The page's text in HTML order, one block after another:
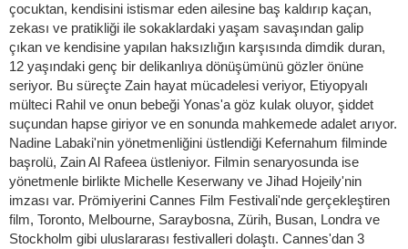
çocuktan, kendisini istismar eden ailesine baş kaldırıp kaçan,
zekası ve pratikliği ile sokaklardaki yaşam savaşından galip
çıkan ve kendisine yapılan haksızlığın karşısında dimdik duran,
12 yaşındaki genç bir delikanlıya dönüşümünü gözler önüne
seriyor. Bu süreçte Zain hayat mücadelesi veriyor, Etiyopyalı
mülteci Rahil ve onun bebeği Yonas'a göz kulak oluyor, şiddet
suçundan hapse giriyor ve en sonunda mahkemede adalet arıyor.
Nadine Labaki'nin yönetmenliğini üstlendiği Kefernahum filminde
başrolü, Zain Al Rafeea üstleniyor. Filmin senaryosunda ise
yönetmenle birlikte Michelle Keserwany ve Jihad Hojeily'nin
imzası var. Prömiyerini Cannes Film Festivali'nde gerçekleştiren
film, Toronto, Melbourne, Saraybosna, Zürih, Busan, Londra ve
Stockholm gibi uluslararası festivalleri dolaştı. Cannes'dan 3